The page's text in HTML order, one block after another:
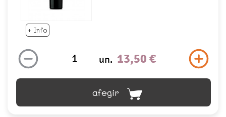
+ Info
un. 13,50 €
afegir